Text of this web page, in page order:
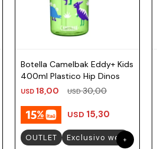
Botella Camelbak Eddy+ Kids
400ml Plastico Hip Dinos
USD 18,00 USD 30,00
USD 15,30
OUTLET Exclusivo web